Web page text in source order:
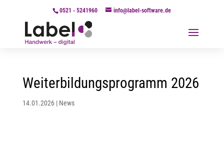
0521 - 5241960 info@label-software.de
Weiterbildungsprogramm 2026
14.01.2026| News